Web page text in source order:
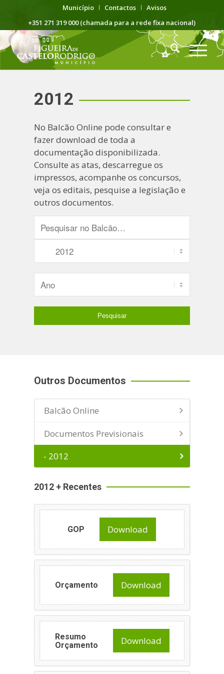
Município Contactos
Avisos
+351 271 319 000 (chamada para a rede fixa nacional)
2012
No Balcão Online pode consultar e
fazer download de toda a
documentação disponibilizada.
Consulte as atas, descarregue os
impressos, acompanhe os concursos,
veja os editais, pesquise a legislação e
outros documentos.
Outros Documentos
Balcão Online
Documentos Previsionais
- 2012
2012 + Recentes
GOP Download
Orçamento Download
Resumo
Orçamento
Download